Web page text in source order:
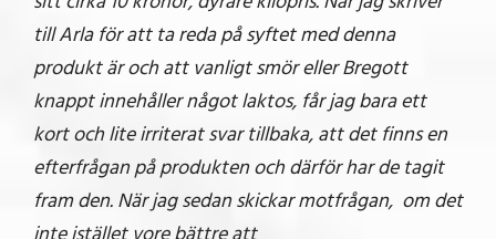
till Arla för att ta reda på syftet med denna
produkt är och att vanligt smör eller Bregott
knappt innehåller något laktos, får jag bara ett
kort och lite irriterat svar tillbaka, att det finns en
efterfrågan på produkten och därför har de tagit
fram den. När jag sedan skickar motfrågan, om det